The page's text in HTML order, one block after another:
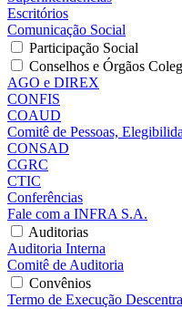
Escritórios
Comunicação Social
Participação Social
Conselhos e Órgãos
AGO e DIREX
CONFIS
COAUD
Comitê de Pessoas,
CONSAD
CGRC
CTIC
Conferências
Fale com a INFRA S.A.
Auditorias
Auditoria Interna
Comitê de Auditoria
Convênios
Termo de Execução